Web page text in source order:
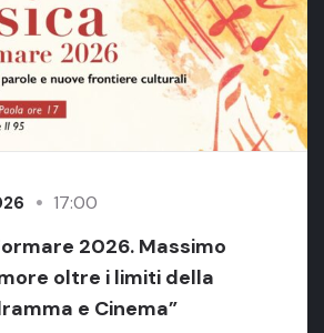
17:00
2026. Massimo
oltre i limiti della
e Cinema”